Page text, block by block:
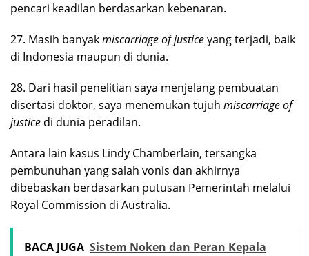
pencari keadilan berdasarkan kebenaran.
27. Masih banyakmiscarriage of justiceyang terjadi, baik
di Indonesia maupun di dunia.
28. Dari hasil penelitian saya menjelang pembuatan
disertasi doktor, saya menemukan tujuh miscarriage of
justice di dunia peradilan.
Antara lain kasus Lindy Chamberlain, tersangka
pembunuhan yang salah vonis dan akhirnya
dibebaskan berdasarkan putusan Pemerintah melalui
Royal Commission di Australia.
BACA JUGA Sistem Noken dan Peran Kepala